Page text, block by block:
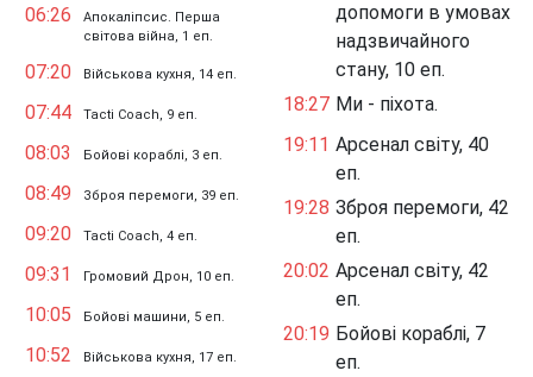
06:26
Апокаліпсис. Перша
світова війна, 1 еп.
07:20 Військова кухня, 14 еп.
07:44 Tacti Coach, 9 еп.
08:03 Бойові кораблі, 3 еп.
08:49 Зброя перемоги, 39 еп.
09:20 Tacti Coach, 4 еп.
09:31 Громовий Дрон, 10 еп.
10:05 Бойові машини, 5 еп.
10:52 Військова кухня, 17 еп.
допомоги в умовах
надзвичайного
стану, 10 еп.
18:27 Ми - піхота.
19:11 Арсенал світу, 40
еп.
19:28 Зброя перемоги, 42
еп.
20:02 Арсенал світу, 42
еп.
20:19 Бойові кораблі, 7
еп.